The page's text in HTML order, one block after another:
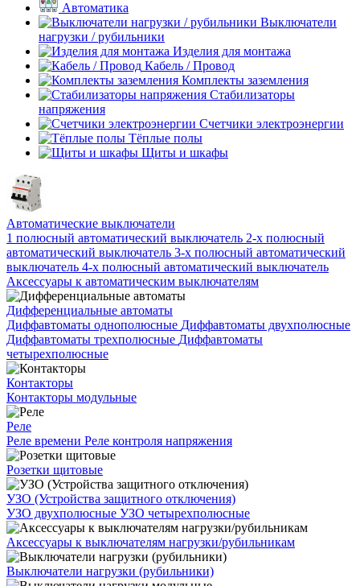
Автоматика
Выключатели
нагрузки / рубильники
Изделия для монтажа
Кабель / Провод
Комплекты заземления
Стабилизаторы
напряжения
Счетчики электроэнергии
Тёплые полы
Щиты и шкафы
Автоматические выключатели
1 полюсный автоматический выключатель 2-х полюсный
автоматический выключатель 3-х полюсный автоматический
выключатель 4-х полюсный автоматический выключатель
Аксессуары к автоматическим выключателям
Дифференциальные автоматы
Диффавтоматы однополюсные Диффавтоматы двухполюсные
Диффавтоматы трехполюсные Диффавтоматы
четырехполюсные
Контакторы
Контакторы модульные
Реле
Реле времени Реле контроля напряжения
Розетки щитовые
УЗО (Устройства защитного отключения)
УЗО двухполюсные УЗО четырехполюсные
Аксессуары к выключателям нагрузки/рубильникам
Выключатели нагрузки (рубильники)